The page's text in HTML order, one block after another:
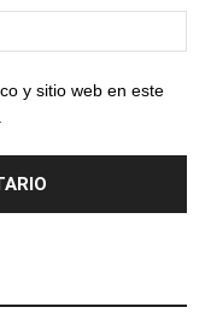
y sitio web en este